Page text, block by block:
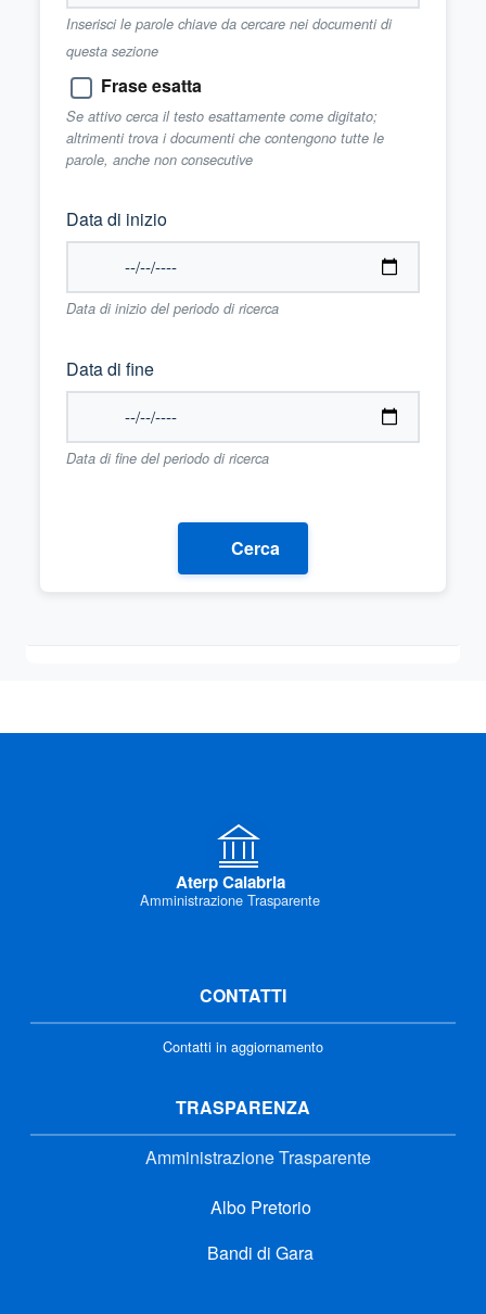
Inserisci le parole chiave da cercare nei documenti di
questa sezione
Frase esatta
Se attivo cerca il testo esattamente come digitato;
altrimenti trova i documenti che contengono tutte le
parole, anche non consecutive
Data di inizio
Data di inizio del periodo di ricerca
Data di fine
Data di fine del periodo di ricerca
Cerca
Aterp Calabria
Amministrazione Trasparente
CONTATTI
Contatti in aggiornamento
TRASPARENZA
Amministrazione Trasparente
Albo Pretorio
Bandi di Gara